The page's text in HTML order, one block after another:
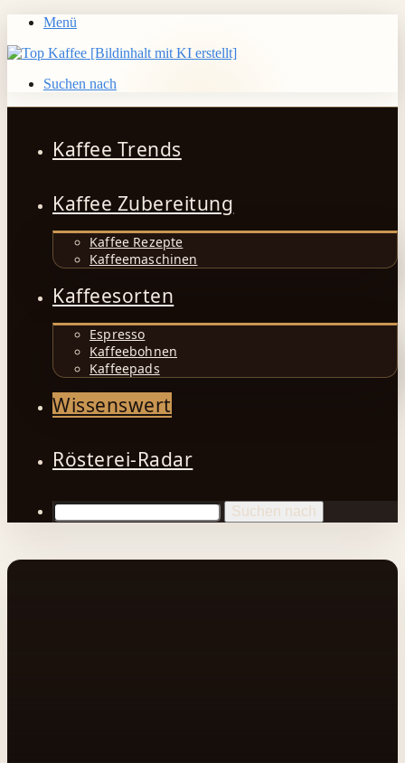
Menü
Suchen nach
Kaffee Trends
Kaffee Zubereitung
Kaffee Rezepte
Kaffeemaschinen
Kaffeesorten
Espresso
Kaffeebohnen
Kaffeepads
Wissenswert
Rösterei-Radar
Suchen nach